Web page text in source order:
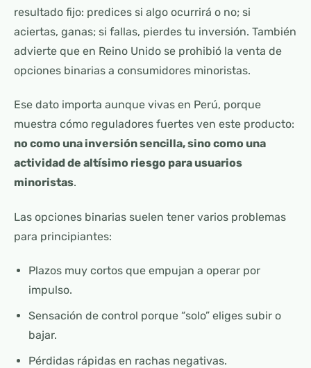
resultado fijo: predices si algo ocurrirá o no; si
aciertas, ganas; si fallas, pierdes tu inversión. También
advierte que en Reino Unido se prohibió la venta de
opciones binarias a consumidores minoristas.
Ese dato importa aunque vivas en Perú, porque
muestra cómo reguladores fuertes ven este producto:
no como una inversión sencilla, sino como una
actividad de altísimo riesgo para usuarios
minoristas.
Las opciones binarias suelen tener varios problemas
para principiantes:
Plazos muy cortos que empujan a operar por
impulso.
Sensación de control porque “solo” eliges subir o
bajar.
Pérdidas rápidas en rachas negativas.